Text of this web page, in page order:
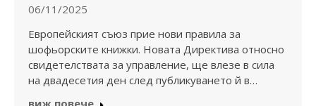
06/11/2025
Европейският съюз прие нови правила за
шофьорските книжки. Новата Директива относно
свидетелствата за управление, ще влезе в сила
на двадесетия ден след публикуването й в…
виж повече